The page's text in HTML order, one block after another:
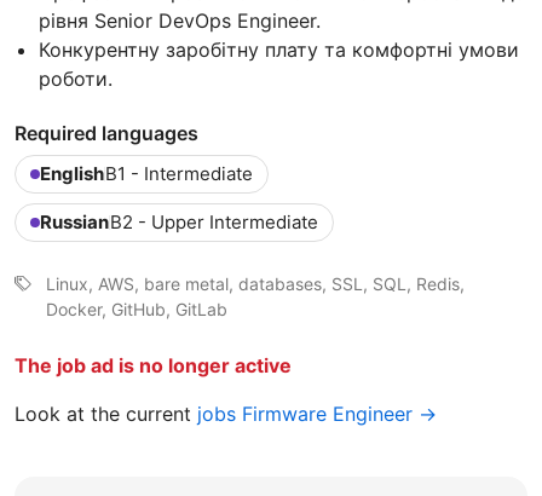
рівня Senior DevOps Engineer.
Конкурентну заробітну плату та комфортні умови
роботи.
Required languages
EnglishB1 - Intermediate
RussianB2 - Upper Intermediate
Linux, AWS, bare metal, databases, SSL, SQL, Redis,
Docker, GitHub, GitLab
The job ad is no longer active
Look at the current jobs Firmware Engineer →